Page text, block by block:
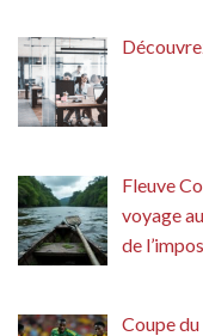
Fleuve
voyage
de
Coupe